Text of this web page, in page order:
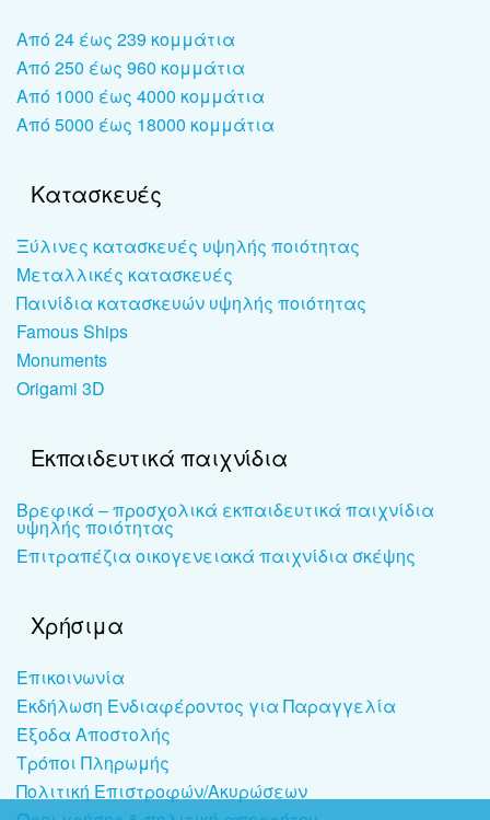
Από 24 έως 239 κομμάτια
Από 250 έως 960 κομμάτια
Από 1000 έως 4000 κομμάτια
Από 5000 έως 18000 κομμάτια
Κατασκευές
Ξύλινες κατασκευές υψηλής ποιότητας
Μεταλλικές κατασκευές
Παινίδια κατασκευών υψηλής ποιότητας
Famous Ships
Monuments
Origami 3D
Εκπαιδευτικά παιχνίδια
Βρεφικά – προσχολικά εκπαιδευτικά παιχνίδια
υψηλής ποιότητας
Επιτραπέζια οικογενειακά παιχνίδια σκέψης
Χρήσιμα
Επικοινωνία
Εκδήλωση Ενδιαφέροντος για Παραγγελία
Έξοδα Αποστολής
Τρόποι Πληρωμής
Πολιτική Επιστροφών/Ακυρώσεων